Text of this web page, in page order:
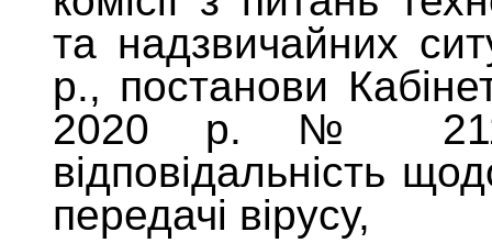
та надзвичайних
р., постанови
2020 р. №
відповідальність
передачі вірусу,